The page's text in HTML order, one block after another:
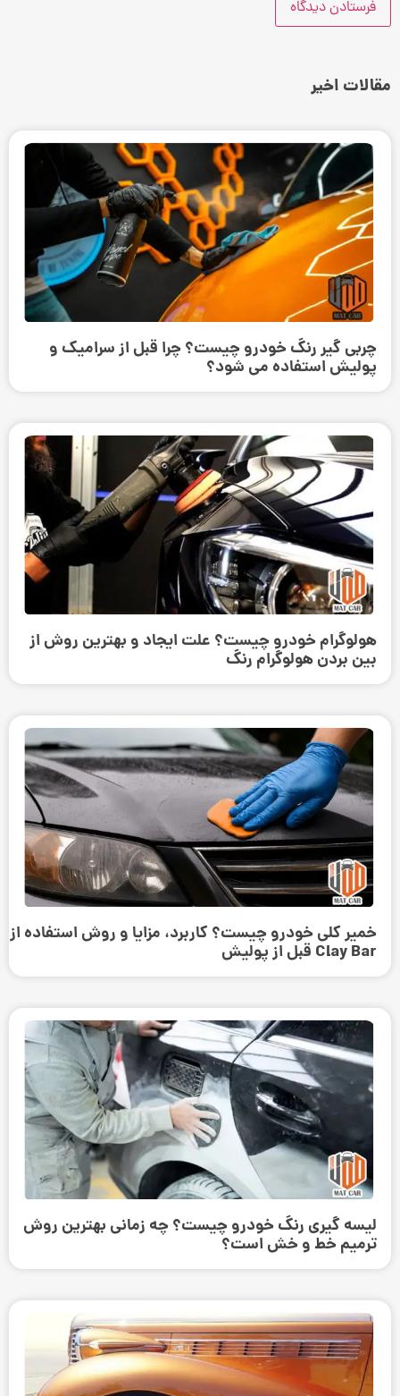
مقالات اخیر
چربی گیر رنگ خودرو چیست؟ چرا قبل از سرامیک و
پولیش استفاده می ‌شود؟
هولوگرام خودرو چیست؟ علت ایجاد و بهترین روش از
بین بردن هولوگرام رنگ
خمیر کلی خودرو چیست؟ کاربرد، مزایا و روش استفاده از
Clay Bar قبل از پولیش
لیسه گیری رنگ خودرو چیست؟ چه زمانی بهترین روش
ترمیم خط و خش است؟